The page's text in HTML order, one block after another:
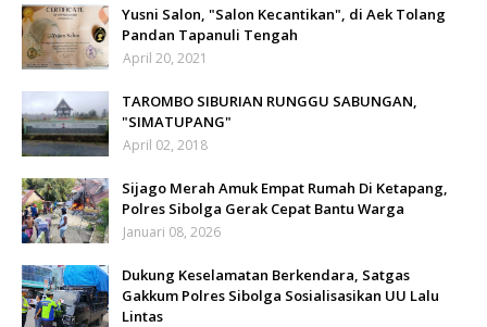
Yusni Salon, "Salon Kecantikan", di Aek Tolang
Pandan Tapanuli Tengah
April 20, 2021
TAROMBO SIBURIAN RUNGGU SABUNGAN,
"SIMATUPANG"
April 02, 2018
Sijago Merah Amuk Empat Rumah Di Ketapang,
Polres Sibolga Gerak Cepat Bantu Warga
Januari 08, 2026
Dukung Keselamatan Berkendara, Satgas
Gakkum Polres Sibolga Sosialisasikan UU Lalu
Lintas